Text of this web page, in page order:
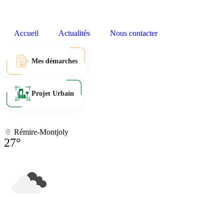
Accueil Actualités Nous contacter
Mes démarches
Projet Urbain
Rémire-Montjoly
27°